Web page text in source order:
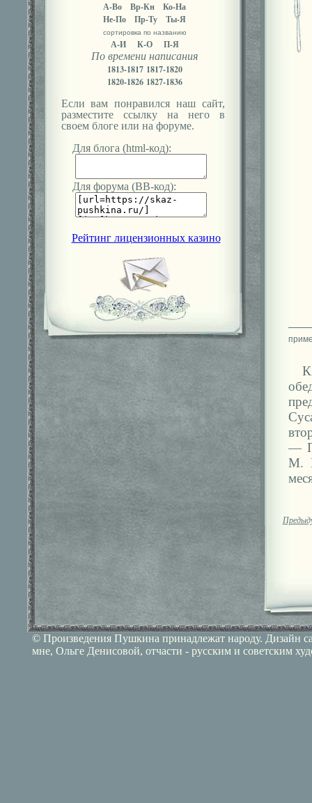
А-Во Вр-Кн
Ко-На
Не-По
Пр-Ту Ты-Я
сортировка по названию
А-И К-О
П-Я
По времени написания
1813-1817 1817-1820
1820-1826 1827-1836
Если вам понравился наш сайт,
разместите ссылку на него в
своем блоге или на форуме.
Для блога (html-код):
Для форума (ВВ-код):
Рейтинг лицензионных казино
—
М.
© Произведения Пушкина принадлежат народу. Дизайн
мне, Ольге Денисовой, отчасти - русским и советским